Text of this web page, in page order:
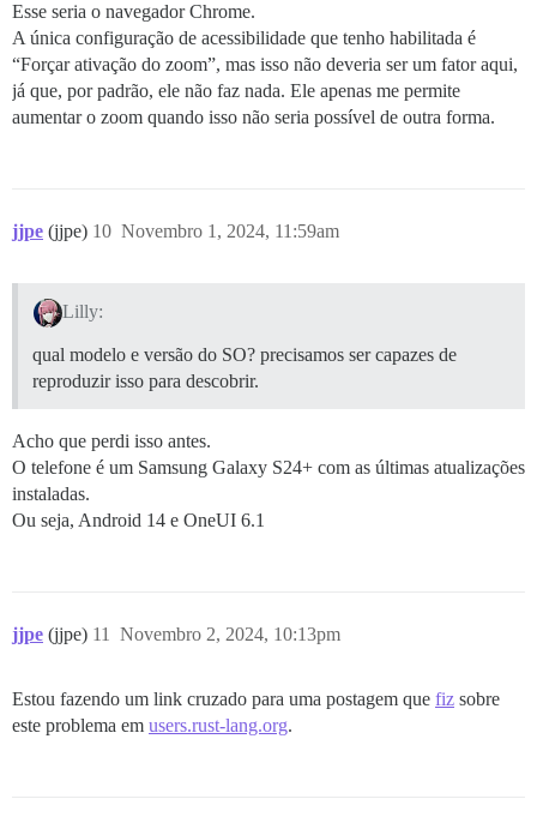
Esse seria o navegador Chrome.
A única configuração de acessibilidade que tenho habilitada é
“Forçar ativação do zoom”, mas isso não deveria ser um fator aqui,
já que, por padrão, ele não faz nada. Ele apenas me permite
aumentar o zoom quando isso não seria possível de outra forma.
jjpe (jjpe) Novembro 1, 2024, 11:59am
10
Lilly:
qual modelo e versão do SO? precisamos ser capazes de
reproduzir isso para descobrir.
Acho que perdi isso antes.
O telefone é um Samsung Galaxy S24+ com as últimas atualizações
instaladas.
Ou seja, Android 14 e OneUI 6.1
jjpe (jjpe) Novembro 2, 2024, 10:13pm
11
Estou fazendo um link cruzado para uma postagem que fiz sobre
este problema em users.rust-lang.org.